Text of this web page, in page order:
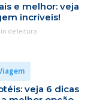
e melhor: veja
incríveis!
de leitura
veja 6 dicas